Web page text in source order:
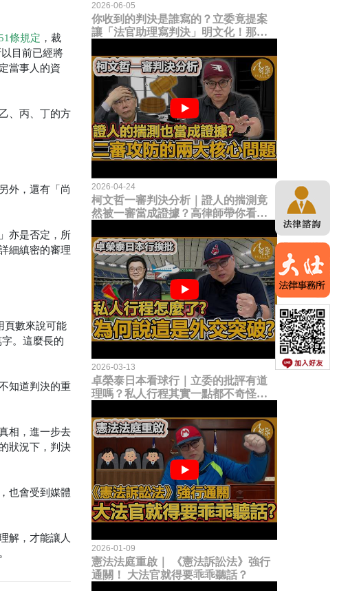
條規定 ，裁
目前已經將
當事人的資
、丙、丁的方
外，還有「尚
亦是否定，所
細縝密的審理
頁數來說可能
。這麼長的
知道判決的重
相，進一步去
狀況下，判決
也會受到媒體
解，才能讓人
2026-06-05
你收到的判決是誰寫的？立委竟提案
讓「法官助理寫判決」明文化！那以
2026-04-24
柯文哲一審判決分析｜證人的揣測竟
然被一審當成證據？高律師帶你看未
2026-03-13
卓榮泰日本看球行｜立委的批評有道
理嗎？私人行程其實一點都不奇怪？
2026-01-09
憲法法庭重啟｜ 《憲法訴訟法》強行
通關！ 大法官就得要乖乖聽話？